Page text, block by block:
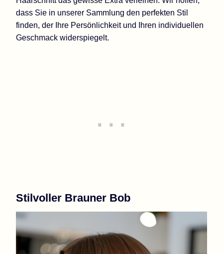
dass Sie in unserer Sammlung den perfekten Stil
finden, der Ihre Persönlichkeit und Ihren individuellen
Geschmack widerspiegelt.
Stilvoller Brauner Bob